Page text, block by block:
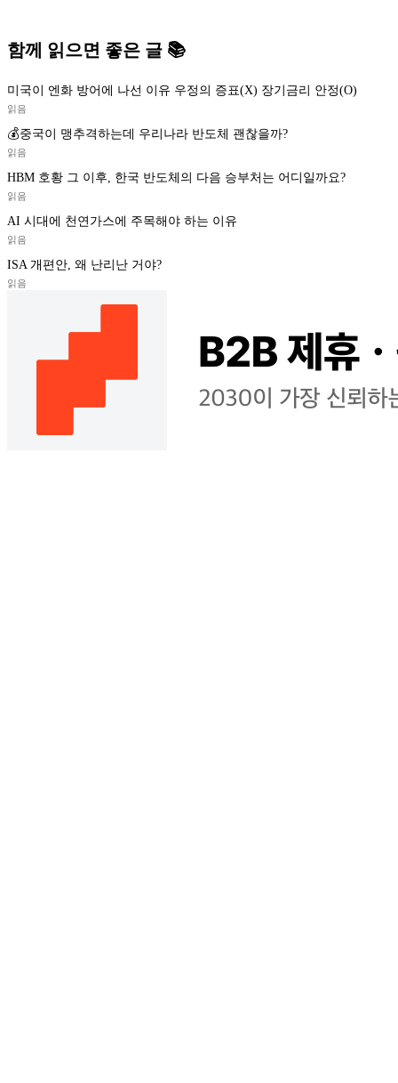
함께 읽으면 좋은 글 📚
미국이 엔화 방어에 나선 이유 우정의 증표(X) 장기금리 안정(O)
읽음
💰중국이 맹추격하는데 우리나라 반도체 괜찮을까?
읽음
HBM 호황 그 이후, 한국 반도체의 다음 승부처는 어디일까요?
읽음
AI 시대에 천연가스에 주목해야 하는 이유
읽음
ISA 개편안, 왜 난리난 거야?
읽음